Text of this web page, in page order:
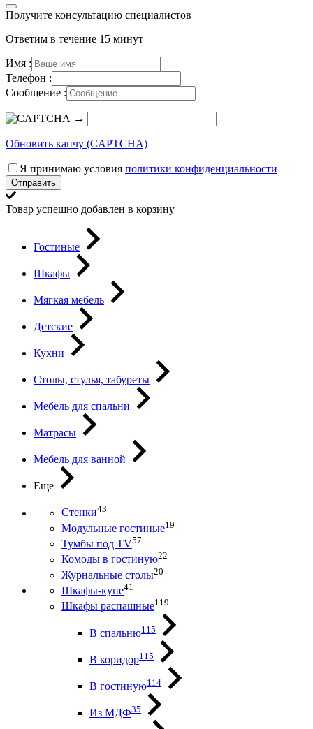
Получите консультацию специалистов
Ответим в течение 15 минут
Имя :
Телефон :
Сообщение :
→
Обновить капчу (CAPTCHA)
Я принимаю условия политики конфиденциальности
Отправить
Товар успешно добавлен в корзину
Гостиные
Шкафы
Мягкая мебель
Детские
Кухни
Столы, стулья, табуреты
Мебель для спальни
Матрасы
Мебель для ванной
Еще
Стенки43
Модульные гостиные19
Тумбы под ТV57
Комоды в гостиную22
Журнальные столы20
Шкафы-купе41
Шкафы распашные119
В спальню115
В коридор115
В гостиную114
Из МДФ35